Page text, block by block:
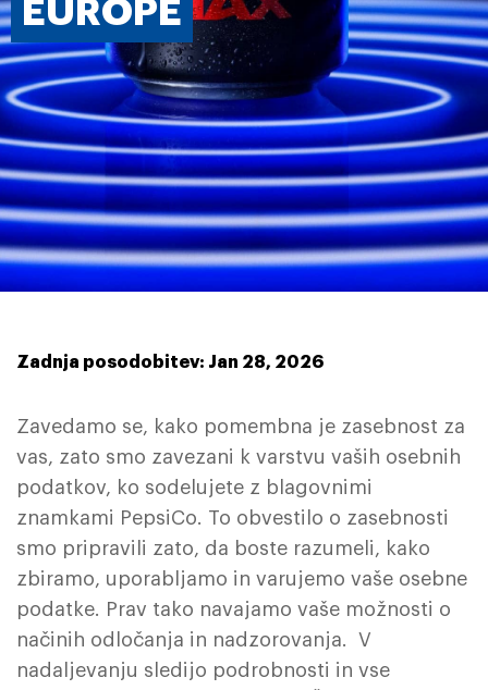
EUROPE
Zadnja posodobitev: Jan 28, 2026
Zavedamo se, kako pomembna je zasebnost za
vas, zato smo zavezani k varstvu vaših osebnih
podatkov, ko sodelujete z blagovnimi
znamkami PepsiCo. To obvestilo o zasebnosti
smo pripravili zato, da boste razumeli, kako
zbiramo, uporabljamo in varujemo vaše osebne
podatke. Prav tako navajamo vaše možnosti o
načinih odločanja in nadzorovanja. V
nadaljevanju sledijo podrobnosti in vse